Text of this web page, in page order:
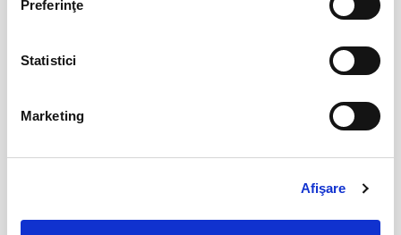
Preferinţe
Statistici
Marketing
Afişare
iul